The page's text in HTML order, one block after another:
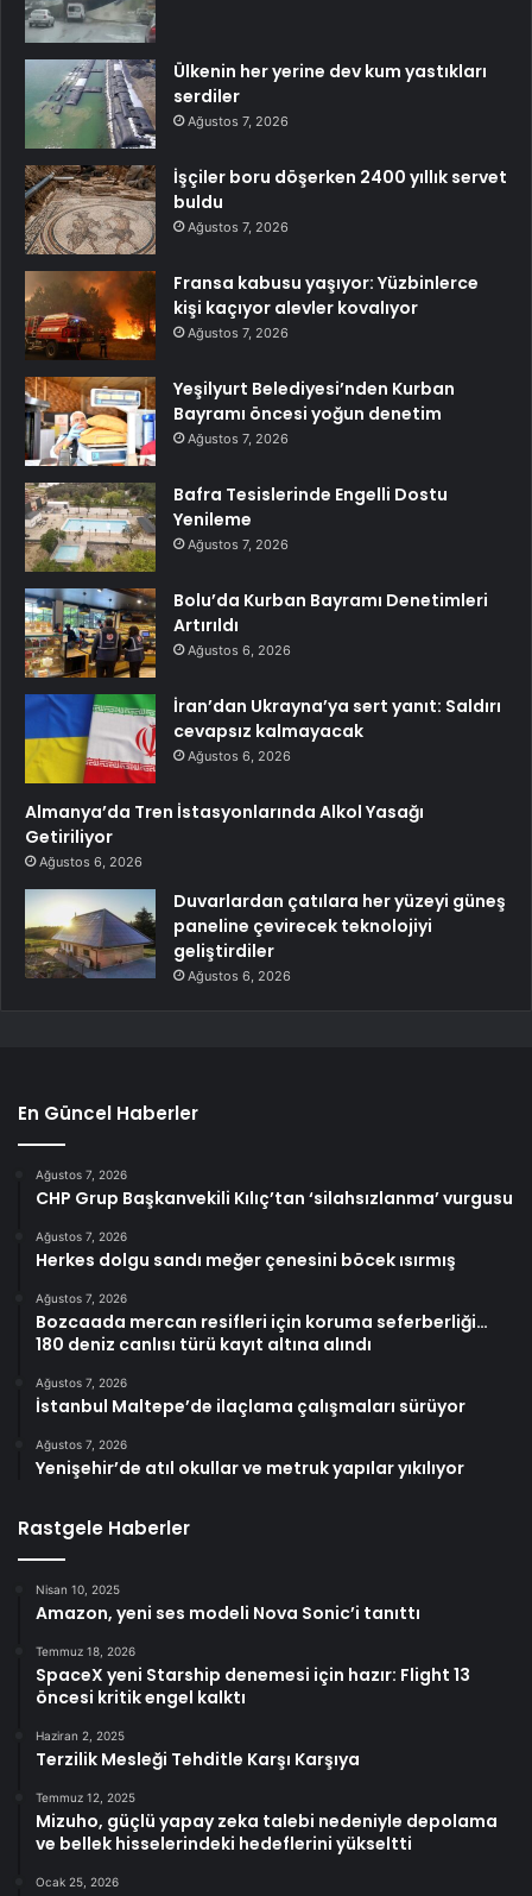
Ülkenin her yerine dev kum yastıkları
serdiler
Ağustos 7, 2026
İşçiler boru döşerken 2400 yıllık servet
buldu
Ağustos 7, 2026
Fransa kabusu yaşıyor: Yüzbinlerce
kişi kaçıyor alevler kovalıyor
Ağustos 7, 2026
Yeşilyurt Belediyesi’nden Kurban
Bayramı öncesi yoğun denetim
Ağustos 7, 2026
Bafra Tesislerinde Engelli Dostu
Yenileme
Ağustos 7, 2026
Bolu’da Kurban Bayramı Denetimleri
Artırıldı
Ağustos 6, 2026
İran’dan Ukrayna’ya sert yanıt: Saldırı
cevapsız kalmayacak
Ağustos 6, 2026
Almanya’da Tren İstasyonlarında Alkol Yasağı
Getiriliyor
Ağustos 6, 2026
Duvarlardan çatılara her yüzeyi güneş
paneline çevirecek teknolojiyi
geliştirdiler
Ağustos 6, 2026
En Güncel Haberler
Ağustos 7, 2026
CHP Grup Başkanvekili Kılıç’tan ‘silahsızlanma’ vurgusu
Ağustos 7, 2026
Herkes dolgu sandı meğer çenesini böcek ısırmış
Ağustos 7, 2026
Bozcaada mercan resifleri için koruma seferberliği…
180 deniz canlısı türü kayıt altına alındı
Ağustos 7, 2026
İstanbul Maltepe’de ilaçlama çalışmaları sürüyor
Ağustos 7, 2026
Yenişehir’de atıl okullar ve metruk yapılar yıkılıyor
Rastgele Haberler
Nisan 10, 2025
Amazon, yeni ses modeli Nova Sonic’i tanıttı
Temmuz 18, 2026
SpaceX yeni Starship denemesi için hazır: Flight 13
öncesi kritik engel kalktı
Haziran 2, 2025
Terzilik Mesleği Tehditle Karşı Karşıya
Temmuz 12, 2025
Mizuho, güçlü yapay zeka talebi nedeniyle depolama
ve bellek hisselerindeki hedeflerini yükseltti
Ocak 25, 2026